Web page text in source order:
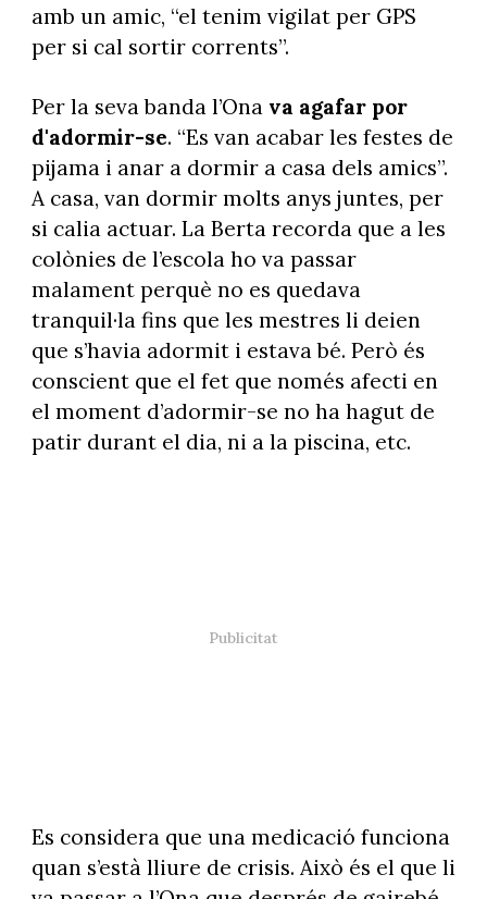
amb un amic, “el tenim vigilat per GPS
per si cal sortir corrents”.
Per la seva banda l’Ona va agafar por
d'adormir-se. “Es van acabar les festes de
pijama i anar a dormir a casa dels amics”.
A casa, van dormir molts anys juntes, per
si calia actuar. La Berta recorda que a les
colònies de l’escola ho va passar
malament perquè no es quedava
tranquil·la fins que les mestres li deien
que s’havia adormit i estava bé. Però és
conscient que el fet que només afecti en
el moment d’adormir-se no ha hagut de
patir durant el dia, ni a la piscina, etc.
Es considera que una medicació funciona
quan s’està lliure de crisis. Això és el que li